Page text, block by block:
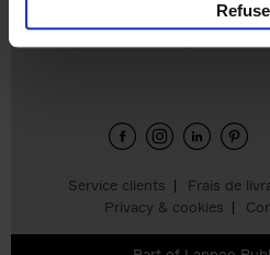
Service clients Frais de
Privacy & cookies
Envie de bonnes